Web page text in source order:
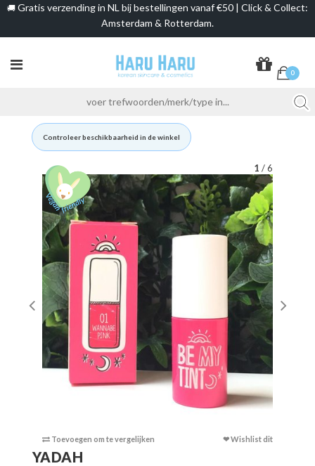
🚚 Gratis verzending in NL bij bestellingen vanaf €50 | Click & Collect:
Amsterdam & Rotterdam.
0
Controleer beschikbaarheid in de winkel
1 / 6
Toevoegen om te vergelijken ❤ Wishlist dit
YADAH